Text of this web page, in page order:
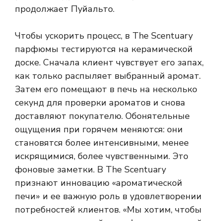
продолжает Пуйальто.
Чтобы ускорить процесс, в The Scentuary
парфюмы тестируются на керамической
доске. Сначала клиент чувствует его запах,
как только распыляет выбранный аромат.
Затем его помещают в печь на несколько
секунд для проверки ароматов и снова
доставляют покупателю. Обонятельные
ощущения при горячем меняются: они
становятся более интенсивными, менее
искрящимися, более чувственными. Это
фоновые заметки. В The Scentuary
признают инновацию «ароматической
печи» и ее важную роль в удовлетворении
потребностей клиентов. «Мы хотим, чтобы